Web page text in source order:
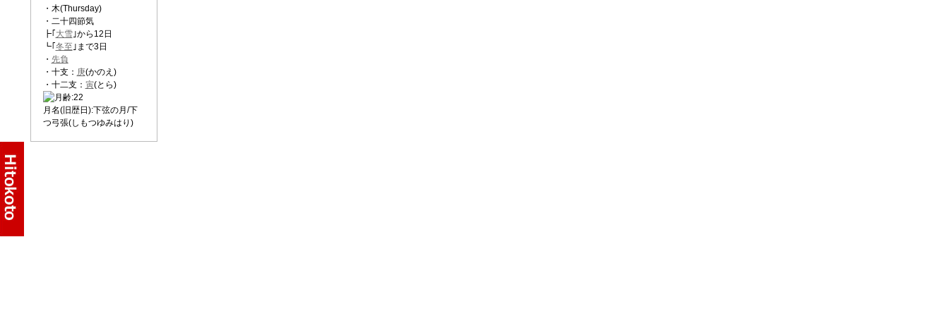
・木(Thursday)
・二十四節気
┣｢ 大雪｣から12日
┗｢ 冬至 ｣まで3日
・ 先負
・十支： 庚(かのえ)
・十二支： 寅(とら)
月名(旧歴日):下弦の月/下
つ弓張(しもつゆみはり)